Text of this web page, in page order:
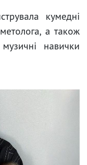
кумедні
а також
навички